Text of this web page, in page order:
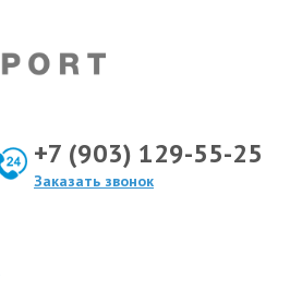
+7 (903) 129-55-25
Заказать звонок